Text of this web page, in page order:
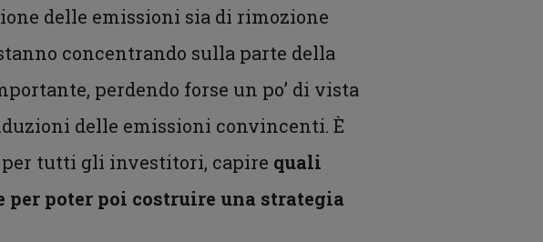
delle emissioni sia di rimozione
concentrando sulla parte della
perdendo forse un po’ di vista
delle emissioni convincenti. È
per tutti gli investitori, capire quali
poter poi costruire una strategia